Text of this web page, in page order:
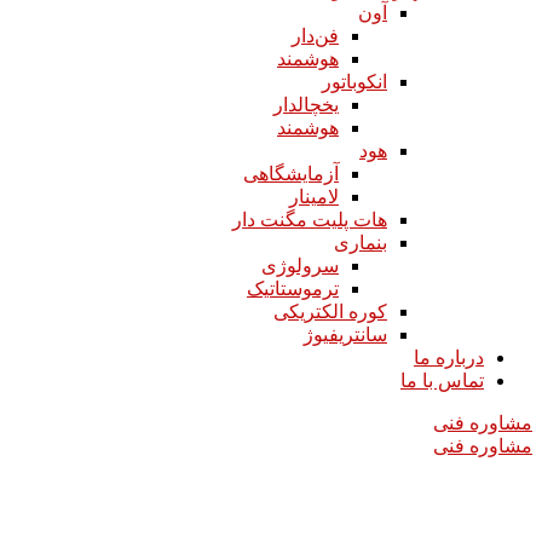
آون
فن‌دار
هوشمند
انکوباتور
یخچالدار
هوشمند
هود
آزمایشگاهی
لامینار​​​​​​​
هات پلیت مگنت دار​​​​​​​
بنماری
سرولوژی
ترموستاتیک
کوره الکتریکی
سانتریفیوژ
درباره ما
تماس با ما
مشاوره فنی
مشاوره فنی